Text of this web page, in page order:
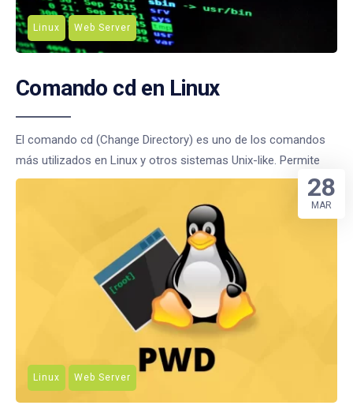
Linux Web Server
Comando cd en Linux
El comando cd (Change Directory) es uno de los comandos
más utilizados en Linux y otros sistemas Unix-like. Permite
Linux Web Server
28
MAR